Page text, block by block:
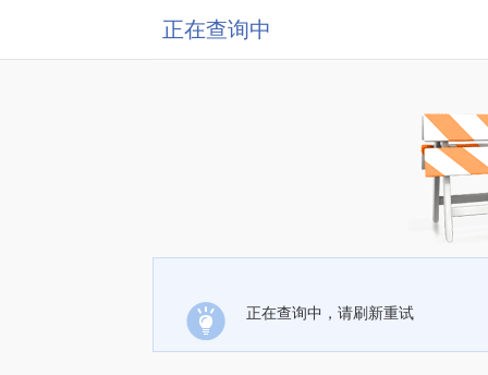
正在查询中
正在查询中，请刷新重试